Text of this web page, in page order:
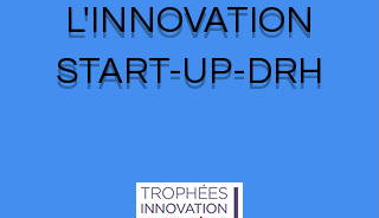
L'INNOVATION
START-UP-DRH